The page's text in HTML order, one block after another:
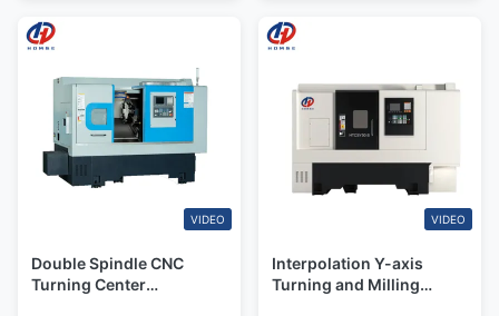
VIDEO
Double Spindle CNC
Turning Center
VIDEO
Interpolation Y-axis
Turning and Milling